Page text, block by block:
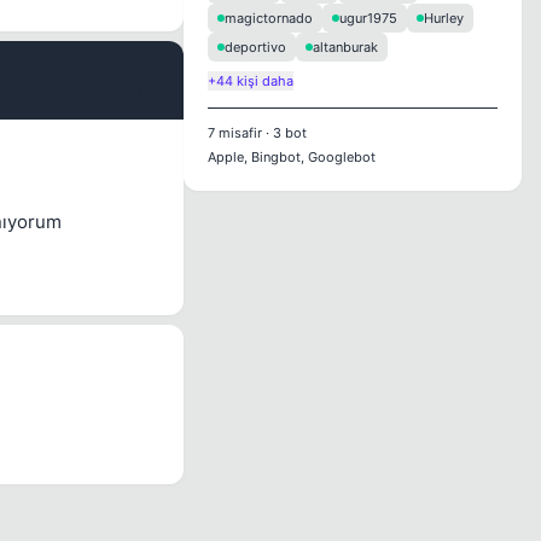
magictornado
ugur1975
Hurley
deportivo
altanburak
+44 kişi daha
7 misafir · 3 bot
Apple, Bingbot, Googlebot